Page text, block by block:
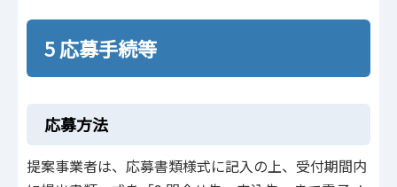
5 応募手続等
応募方法
提案事業者は、応募書類様式に記入の上、受付期間内